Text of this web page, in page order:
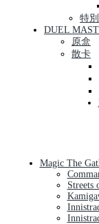
特
DUEL
原盒
散卡
Magic The
Streets